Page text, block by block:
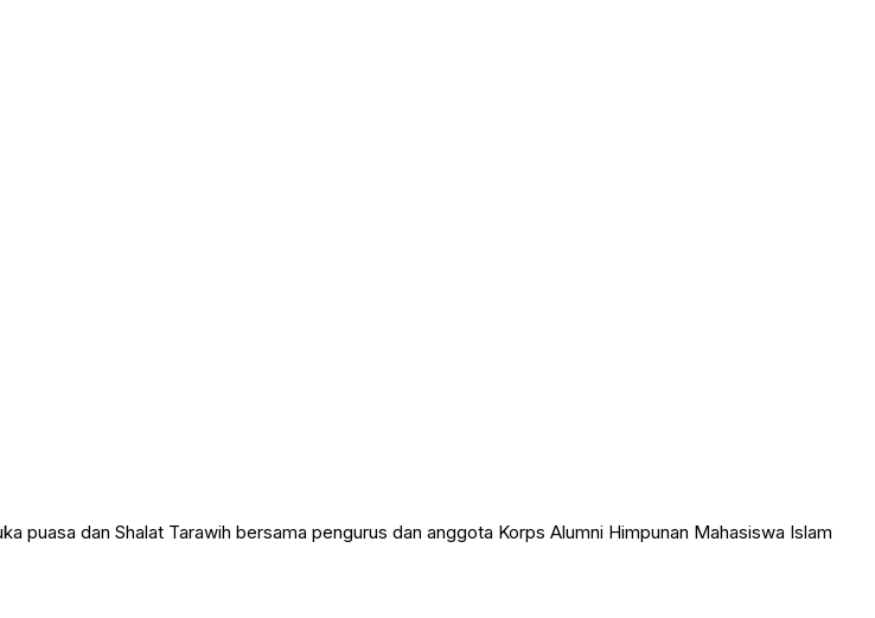
puasa dan Shalat Tarawih bersama pengurus dan anggota Korps Alumni Himpunan Mahasiswa Islam